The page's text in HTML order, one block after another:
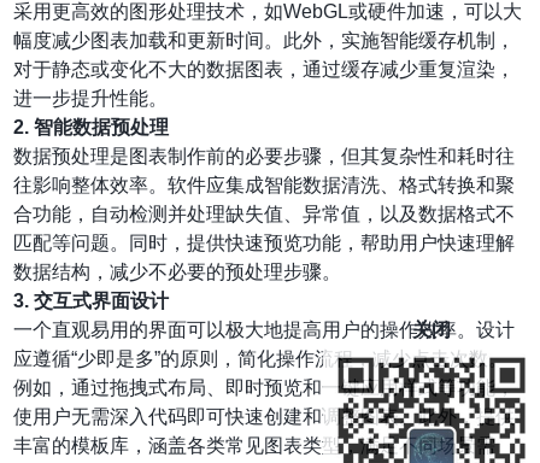
采用更高效的图形处理技术，如WebGL或硬件加速，可以大
幅度减少图表加载和更新时间。此外，实施智能缓存机制，
对于静态或变化不大的数据图表，通过缓存减少重复渲染，
进一步提升性能。
2.智能数据预处理
数据预处理是图表制作前的必要步骤，但其复杂性和耗时往
往影响整体效率。软件应集成智能数据清洗、格式转换和聚
合功能，自动检测并处理缺失值、异常值，以及数据格式不
匹配等问题。同时，提供快速预览功能，帮助用户快速理解
数据结构，减少不必要的预处理步骤。
3.交互式界面设计
一个直观易用的界面可以极大地提高用户的操作效率。设计
应遵循“少即是多”的原则，简化操作流程，减少点击次数。
例如，通过拖拽式布局、即时预览和一键应用样式等功能，
使用户无需深入代码即可快速创建和调整图表。此外，提供
丰富的模板库，涵盖各类常见图表类型，满足不同场景需
关闭